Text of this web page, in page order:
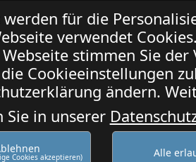
werden für die
verwendet
stimmen Sie
Cookieeinstellungen
ändern.
Sie in unserer
Cookies akzeptieren) Alle